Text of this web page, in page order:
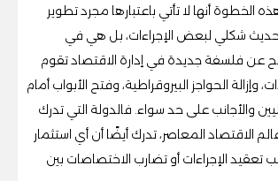
الخطوة أنها لا تأتي باعتبارها مجرد تطوير
تحديث شكلي لبعض الإجراءات، بل هي في
عن فلسفة جديدة في إدارة الاقتصاد تقوم
وإزالة الحواجز البيروقراطية، وفتح الأبواب أمام
والأجانب على حد سواء. فالدولة التي تدرك
الاقتصاد المعاصر، تدرك أيضًا أن أي استثمار
تعقيد الإجراءات أو تضارب الاختصاصات بين